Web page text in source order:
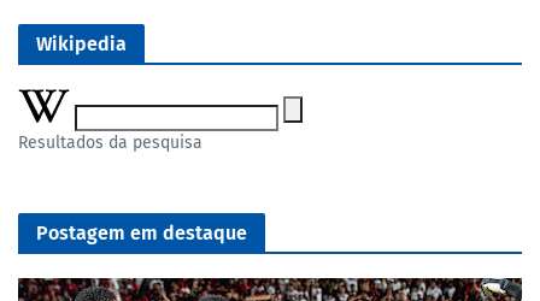
Wikipedia
Resultados da pesquisa
Postagem em destaque